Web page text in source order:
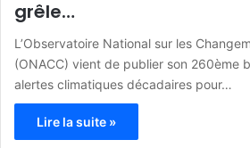
grêle…
L’Observatoire National sur les
(ONACC) vient de publier son 260ème
alertes climatiques décadaires pour…
Lire la suite »